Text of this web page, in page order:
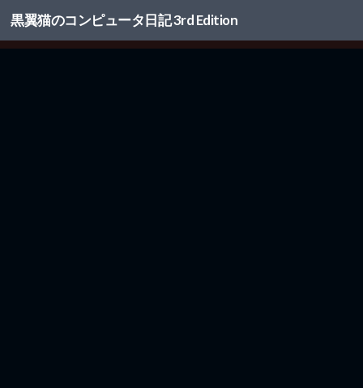
コンテンツへスキップ
黒翼猫のコンピュータ日記 3rd Edition